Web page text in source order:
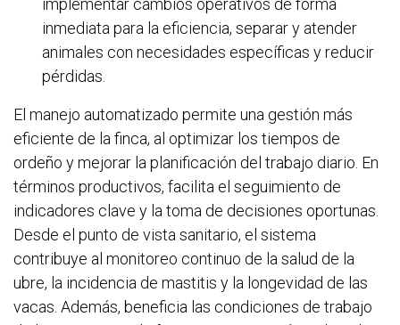
implementar cambios operativos de forma
inmediata para la eficiencia, separar y atender
animales con necesidades específicas y reducir
pérdidas.
El manejo automatizado permite una gestión más
eficiente de la finca, al optimizar los tiempos de
ordeño y mejorar la planificación del trabajo diario. En
términos productivos, facilita el seguimiento de
indicadores clave y la toma de decisiones oportunas.
Desde el punto de vista sanitario, el sistema
contribuye al monitoreo continuo de la salud de la
ubre, la incidencia de mastitis y la longevidad de las
vacas. Además, beneficia las condiciones de trabajo